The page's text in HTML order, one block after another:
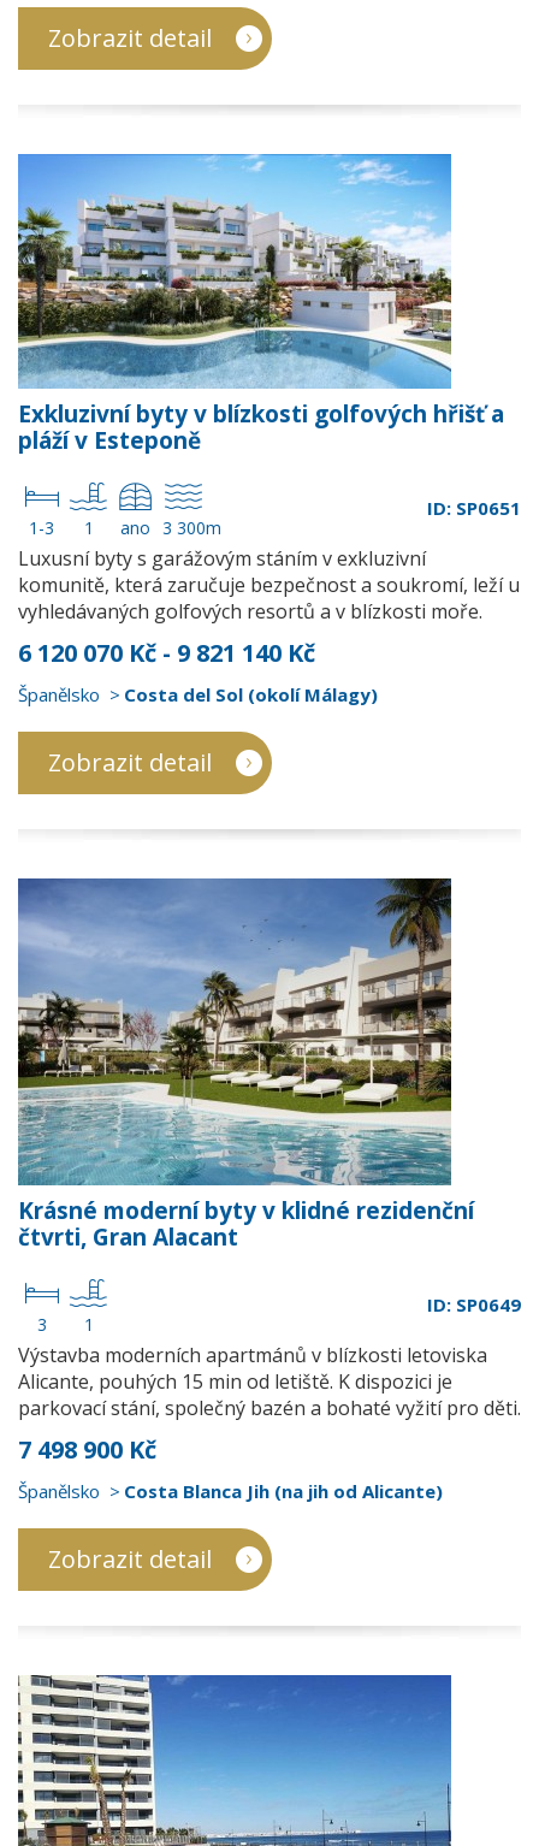
Zobrazit detail
Exkluzivní byty v blízkosti golfových hřišť a
pláží v Esteponě
1-3 1 ano 3 300m
ID: SP0651
Luxusní byty s garážovým stáním v exkluzivní
komunitě, která zaručuje bezpečnost a soukromí, leží u
vyhledávaných golfových resortů a v blízkosti moře.
6 120 070 Kč - 9 821 140 Kč
Španělsko Costa del Sol (okolí Málagy)
Zobrazit detail
Krásné moderní byty v klidné rezidenční
čtvrti, Gran Alacant
3 1
ID: SP0649
Výstavba moderních apartmánů v blízkosti letoviska
Alicante, pouhých 15 min od letiště. K dispozici je
parkovací stání, společný bazén a bohaté vyžití pro děti.
7 498 900 Kč
Španělsko Costa Blanca Jih (na jih od Alicante)
Zobrazit detail